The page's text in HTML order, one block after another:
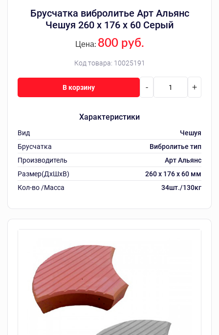
Брусчатка вибролитье Арт Альянс
Чешуя 260 х 176 х 60 Серый
Код товара: 10025191
Цена: 800 руб.
Характеристики
Вид
Чешуя
Брусчатка
Вибролитье тип
Производитель
Арт Альянс
Размер(ДхШхВ)
260 х 176 х 60 мм
Кол-во /Масса
34шт./130кг
- +
В корзину